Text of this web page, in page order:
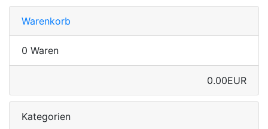
Warenkorb
0 Waren
0.00EUR
Kategorien